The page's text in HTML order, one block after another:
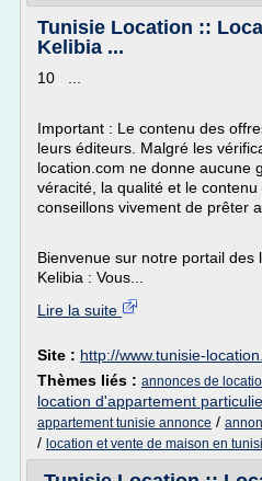
Tunisie Location ::
Kelibia ...
10 ...
Important : Le contenu des
leurs éditeurs. Malgré les
location.com ne donne aucune
véracité, la qualité et le
conseillons vivement de prêter
Bienvenue sur notre portail des
Kelibia : Vous...
Lire la suite
Site : http://www.tunisie-
Thèmes liés : annonces de
location d'appartement
appartement tunisie annonce /
/ location et vente de maison en